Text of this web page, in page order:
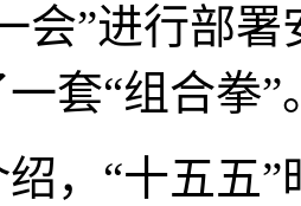
会”进行部
套“组合拳”
“十五五”